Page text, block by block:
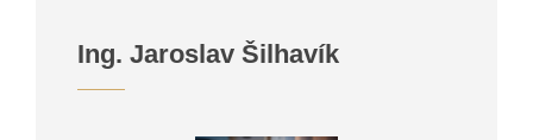
Ing. Jaroslav Šilhavík